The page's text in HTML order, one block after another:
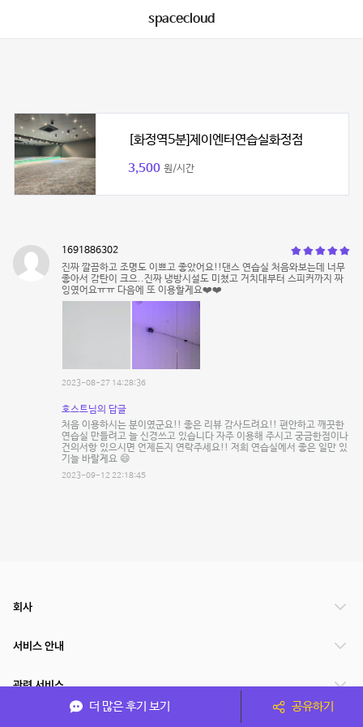
spacecloud
[화정역5분]제이엔터연습실화정점
3,500 원/시간
1691886302
진짜 깔끔하고 조명도 이쁘고 좋았어요!!댄스 연습실 처음와보는데 너무
좋아서 감탄이 크으..진짜 냉방시설도 미쳤고 거치대부터 스피커까지 짜
잉였어요ㅠㅠ 다음에 또 이용할게요❤️❤️
2023-08-27 14:28:36
호스트님의 답글
처음 이용하시는 분이였군요!! 좋은 리뷰 감사드려요!! 편안하고 깨끗한
연습실 만들려고 늘 신경쓰고 있습니다 자주 이용해 주시고 궁금한점이나
건의서항 있으시면 언제든지 연락주세요!! 저희 연습실에서 좋은 일만 있
기늘 바랄게요 😄
2023-09-12 22:18:45
더 많은 후기 보기 공유하기
회사
서비스 안내
관련 서비스